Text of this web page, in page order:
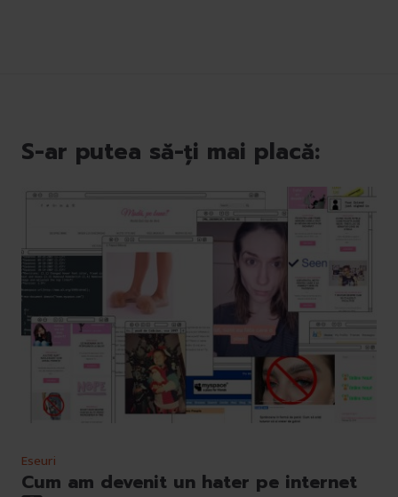
S-ar putea să-ți mai placă:
Eseuri
Cum am devenit un hater pe internet